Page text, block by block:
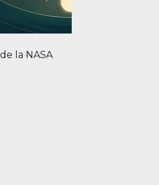
la NASA